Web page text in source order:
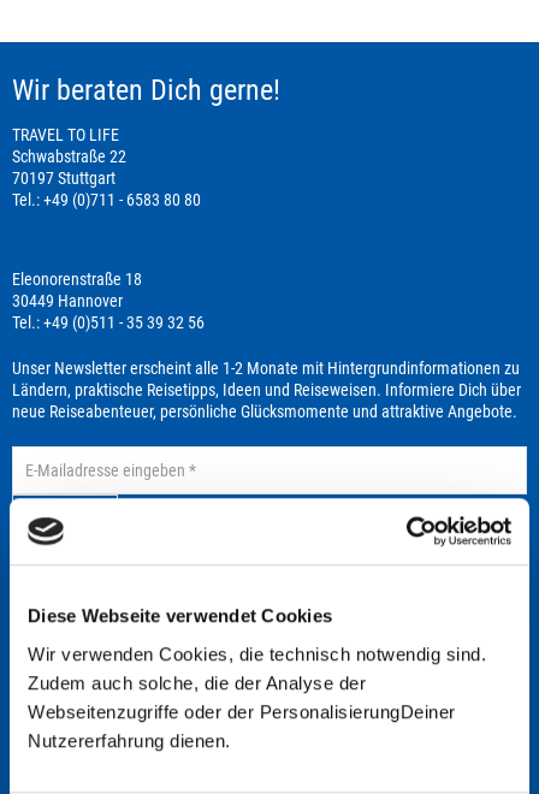
Diese Webseite verwendet Cookies
Wir verwenden Cookies, die technisch notwendig sind.
Zudem auch solche, die der Analyse der
Webseitenzugriffe oder der PersonalisierungDeiner
Nutzererfahrung dienen.
Wir beraten Dich gerne!
TRAVEL TO LIFE
Schwabstraße 22
70197 Stuttgart
Tel.: +49 (0)711 - 6583 80 80
Eleonorenstraße 18
30449 Hannover
Tel.: +49 (0)511 - 35 39 32 56
Unser Newsletter erscheint alle 1-2 Monate mit Hintergrundinformationen zu
Ländern, praktische Reisetipps, Ideen und Reiseweisen. Informiere Dich über
neue Reiseabenteuer, persönliche Glücksmomente und attraktive Angebote.
Vielen Dank für Ihre Anmeldung. Sie erhalten noch eine Bestätigungs-Email
Broschüre